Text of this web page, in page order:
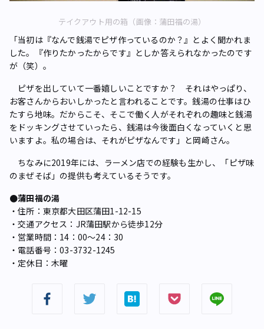
テイクアウト用の箱（画像：蒲田福の湯）
「当初は『なんで銭湯でピザ作っているのか？』とよく聞かれま
した。『作りたかったからです』としか答えられなかったのです
が（笑）。
ピザを出していて一番嬉しいことですか？ それはやっぱり、
お客さんからおいしかったと言われることです。銭湯の仕事はひ
たすら地味。だからこそ、そこで働く人がそれぞれの趣味と銭湯
をドッキングさせていったら、銭湯は今後面白くなっていくと思
いますよ。私の場合は、それがピザなんです」と岡崎さん。
ちなみに2019年には、ラーメン店での経験も生かし、「ピザ味
のまぜそば」の提供も考えているそうです。
●蒲田福の湯
・住所：東京都大田区蒲田1-12-15
・交通アクセス：JR蒲田駅から徒歩12分
・営業時間：14：00～24：30
・電話番号：03-3732-1245
・定休日：木曜